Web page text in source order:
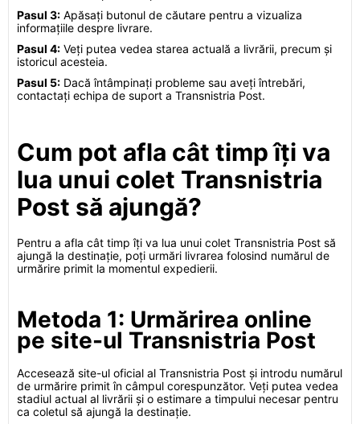
Pasul 3: Apăsați butonul de căutare pentru a vizualiza
informațiile despre livrare.
Pasul 4: Veți putea vedea starea actuală a livrării, precum și
istoricul acesteia.
Pasul 5: Dacă întâmpinați probleme sau aveți întrebări,
contactați echipa de suport a Transnistria Post.
Cum pot afla cât timp îți va
lua unui colet Transnistria
Post să ajungă?
Pentru a afla cât timp îți va lua unui colet Transnistria Post să
ajungă la destinație, poți urmări livrarea folosind numărul de
urmărire primit la momentul expedierii.
Metoda 1: Urmărirea online
pe site-ul Transnistria Post
Accesează site-ul oficial al Transnistria Post și introdu numărul
de urmărire primit în câmpul corespunzător. Veți putea vedea
stadiul actual al livrării și o estimare a timpului necesar pentru
ca coletul să ajungă la destinație.